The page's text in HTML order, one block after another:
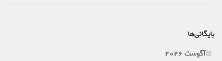
بایگانی‌ها
آگوست 2026